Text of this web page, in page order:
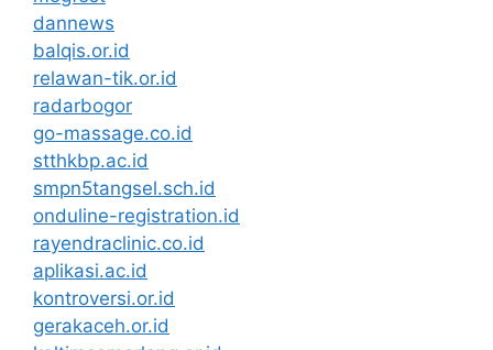
dannews
balqis.or.id
relawan-tik.or.id
radarbogor
go-massage.co.id
stthkbp.ac.id
smpn5tangsel.sch.id
onduline-registration.id
rayendraclinic.co.id
aplikasi.ac.id
kontroversi.or.id
gerakaceh.or.id